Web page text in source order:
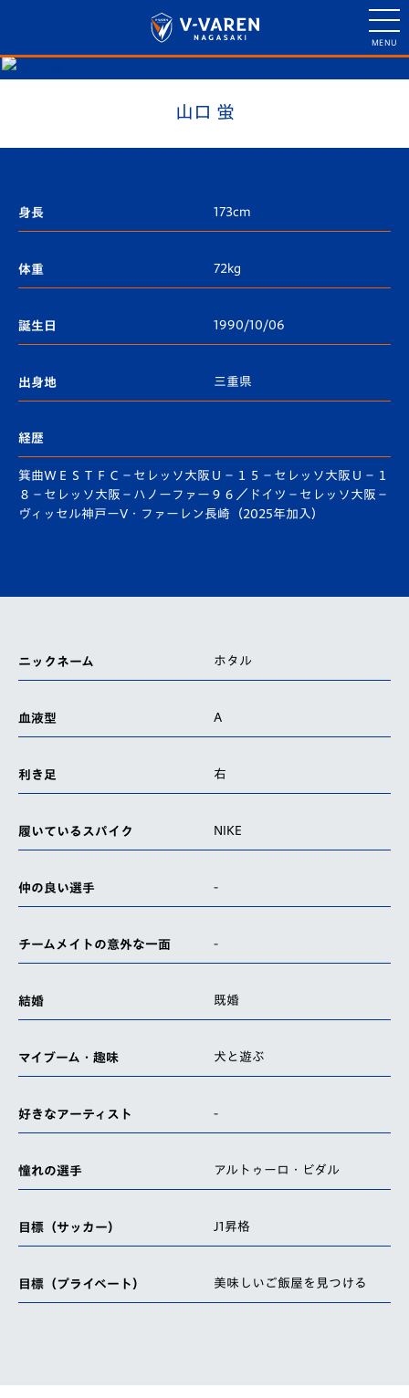
山口 蛍
身長 173cm
体重 72kg
誕生日 1990/10/06
出身地 三重県
経歴
箕曲ＷＥＳＴＦＣ－セレッソ大阪Ｕ－１５－セレッソ大阪Ｕ－１
８－セレッソ大阪－ハノーファー９６／ドイツ－セレッソ大阪－
ヴィッセル神戸ーV・ファーレン長崎（2025年加入）
ニックネーム ホタル
血液型 A
利き足 右
履いているスパイク NIKE
仲の良い選手 -
チームメイトの意外な一面 -
結婚 既婚
マイブーム・趣味 犬と遊ぶ
好きなアーティスト -
憧れの選手 アルトゥーロ・ビダル
目標（サッカー） J1昇格
目標（プライベート） 美味しいご飯屋を見つける